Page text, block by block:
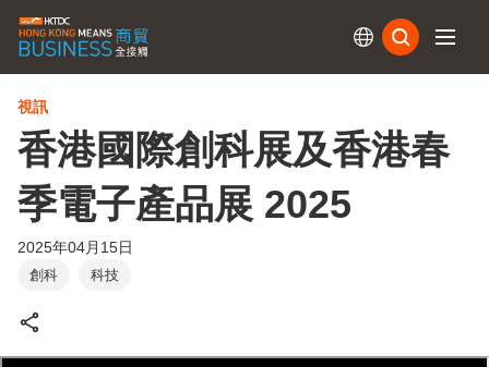
視訊
香港國際創科展及香港春
季電子產品展 2025
2025年04月15日
創科 科技